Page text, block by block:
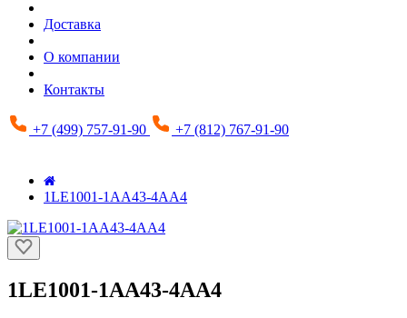
Доставка
О компании
Контакты
+7 (499) 757-91-90 +7 (812) 767-91-90
1LE1001-1AA43-4AA4
1LE1001-1AA43-4AA4